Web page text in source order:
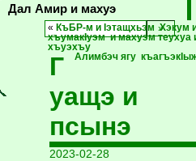
Дал Амир и махуэ
« КъБР-м и Iэтащхьэм Хэкум
хъумакIуэм и махуэм теухуа
хъуэхъу
Алимбэч ягу
Г
уащэ и
псынэ
2023-02-28